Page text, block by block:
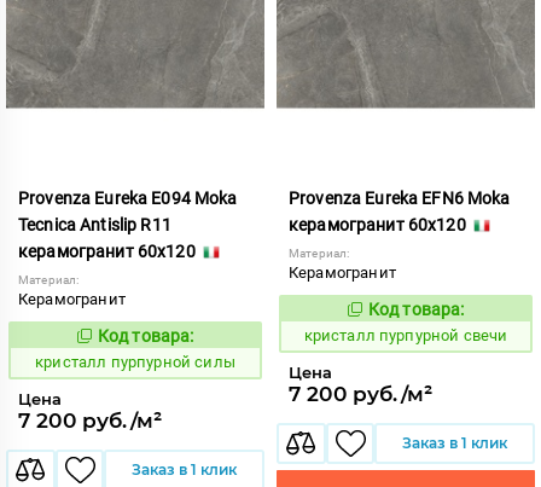
Provenza Eureka E094 Moka
Tecnica Antislip R11
керамогранит 60x120
Материал:
Керамогранит
821963
Код товара:
кристалл пурпурной силы
Цена
7 200 руб./м²
Заказ в 1 клик
Provenza Eureka EFN6 Moka
керамогранит 60x120
Материал:
Керамогранит
821959
Код товара:
кристалл пурпурной свечи
Цена
7 200 руб./м²
Заказ в 1 клик